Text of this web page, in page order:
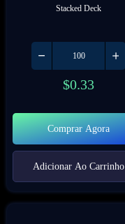
Stacked Deck
$0.33
Comprar Agora
Adicionar Ao Carrinho